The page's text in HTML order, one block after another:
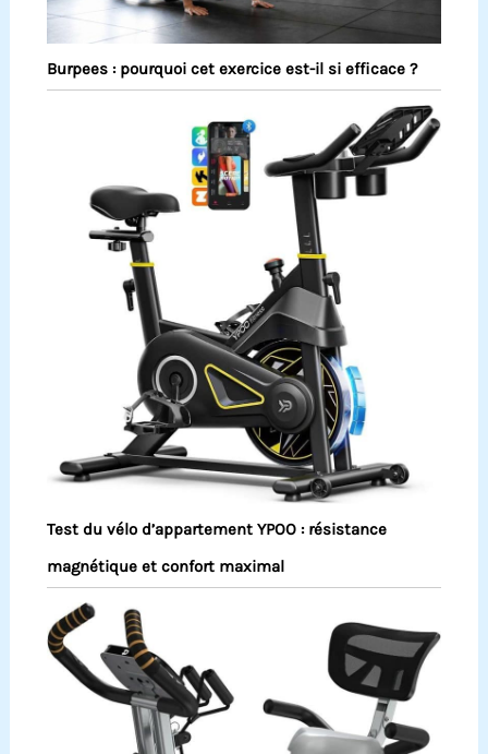
Burpees : pourquoi cet exercice est-il si efficace ?
Test du vélo d’appartement YPOO : résistance
magnétique et confort maximal